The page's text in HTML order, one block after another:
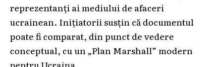
reprezentanți ai mediului de afaceri
ucrainean. Inițiatorii susțin că documentul
poate fi comparat, din punct de vedere
conceptual, cu un „Plan Marshall” modern
pentru Ucraina.